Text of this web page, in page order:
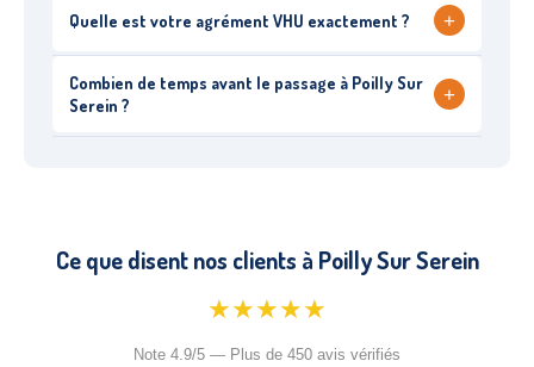
Quelle est votre agrément VHU exactement ? +
Combien de temps avant le passage à Poilly Sur
Serein ?
+
Ce que disent nos clients à Poilly Sur Serein
★★★★★
Note 4.9/5 — Plus de 450 avis vérifiés